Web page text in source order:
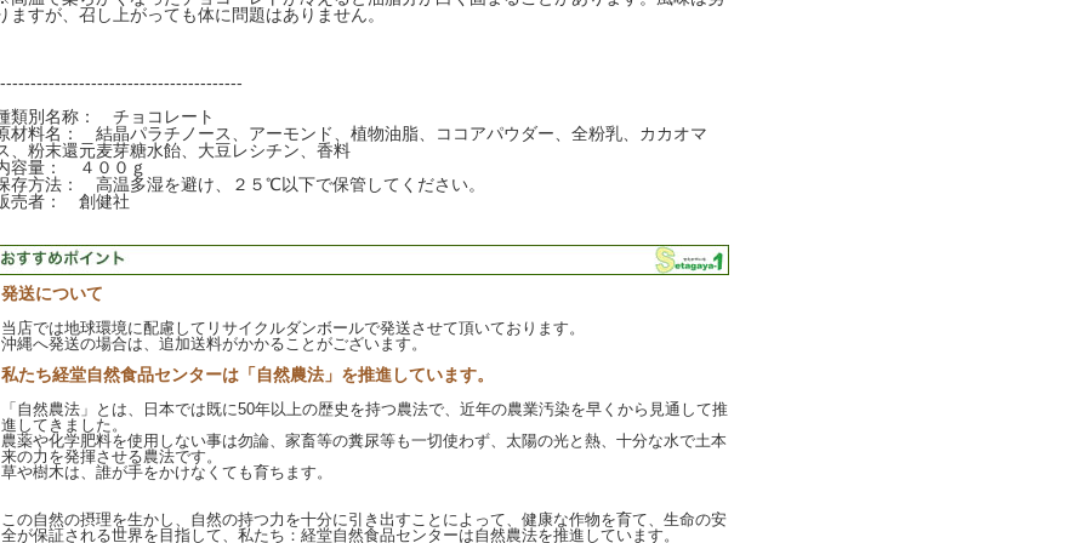
ますが、召し上がっても体に問題はありません。
類別名称： チョコレート
材料名： 結晶パラチノース、アーモンド、植物油脂、ココアパウダー、全粉乳、カカオマ
、粉末還元麦芽糖水飴、大豆レシチン、香料
容量： ４００ｇ
存方法： 高温多湿を避け、２５℃以下で保管してください。
売者： 創健社
発送について
当店では地球環境に配慮してリサイクルダンボールで発送させて頂いております。
沖縄へ発送の場合は、追加送料がかかることがございます。
私たち経堂自然食品センターは「自然農法」を推進しています。
「自然農法」とは、日本では既に50年以上の歴史を持つ農法で、近年の農業汚染を早くから見通して推
進してきました。
農薬や化学肥料を使用しない事は勿論、家畜等の糞尿等も一切使わず、太陽の光と熱、十分な水で土本
来の力を発揮させる農法です。
草や樹木は、誰が手をかけなくても育ちます。
この自然の摂理を生かし、自然の持つ力を十分に引き出すことによって、健康な作物を育て、生命の安
全が保証される世界を目指して、私たち：経堂自然食品センターは自然農法を推進しています。